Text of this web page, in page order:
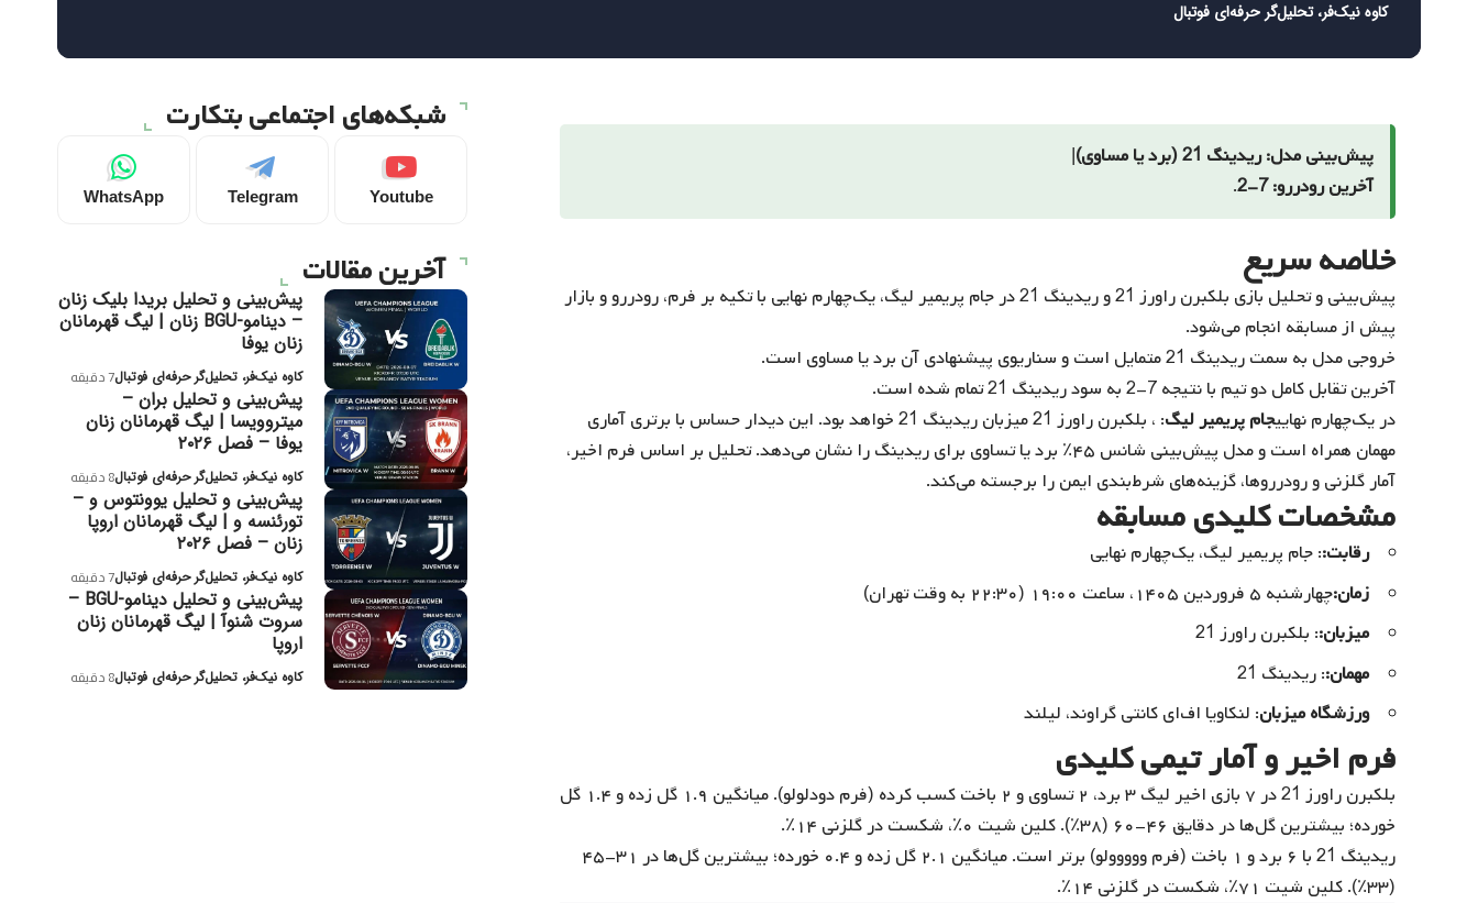
کاوه نیک‌فر، تحلیل‌گر حرفه‌ای فوتبال
پیش‌بینی مدل: ریدینگ 21 (برد یا مساوی)
|
آخرین رودررو: 7-2
.
خلاصه سریع
پیش‌بینی و تحلیل بازی بلکبرن راورز 21 و ریدینگ 21 در جام پریمیر لیگ، یک‌چهارم نهایی با تکیه بر فرم، رودررو و بازار
پیش از مسابقه انجام می‌شود.
خروجی مدل به سمت ریدینگ 21 متمایل است و سناریوی پیشنهادی آن برد یا مساوی است.
آخرین تقابل کامل دو تیم با نتیجه 7-2 به سود ریدینگ 21 تمام شده است.
در یک‌چهارم نهاییجام پریمیر لیگ
: ، بلکبرن راورز 21 میزبان ریدینگ 21 خواهد بود. این دیدار حساس با برتری آماری
مهمان همراه است و مدل پیش‌بینی شانس ۴۵٪ برد یا تساوی برای ریدینگ را نشان می‌دهد. تحلیل بر اساس فرم اخیر،
آمار گلزنی و رودرروها، گزینه‌های شرط‌بندی ایمن را برجسته می‌کند.
مشخصات کلیدی مسابقه
رقابت:: جام پریمیر لیگ، یک‌چهارم نهایی
زمان:چهارشنبه ۵ فروردین ۱۴۰۵، ساعت ۱۹:۰۰ (۲۲:۳۰ به وقت تهران)
میزبان:: بلکبرن راورز 21
مهمان:: ریدینگ 21
ورزشگاه میزبان: لنکاویا اف‌ای کانتی گراوند، لیلند
فرم اخیر و آمار تیمی کلیدی
بلکبرن راورز 21 در ۷ بازی اخیر لیگ ۳ برد، ۲ تساوی و ۲ باخت کسب کرده (فرم دودلولو). میانگین ۱.۹ گل زده و ۱.۴ گل
خورده؛ بیشترین گل‌ها در دقایق ۴۶-۶۰ (۳۸٪). کلین شیت ۰٪، شکست در گلزنی ۱۴٪.
ریدینگ 21 با ۶ برد و ۱ باخت (فرم ووووولو) برتر است. میانگین ۲.۱ گل زده و ۰.۴ خورده؛ بیشترین گل‌ها در ۳۱-۴۵
(۳۳٪). کلین شیت ۷۱٪، شکست در گلزنی ۱۴٪.
شبکه‌های اجتماعی بتکارت
Youtube
Telegram
WhatsApp
آخرین مقالات
پیش‌بینی و تحلیل بریدا بلیک زنان
– دینامو-BGU زنان | لیگ قهرمانان
زنان یوفا
کاوه نیک‌فر، تحلیل‌گر حرفه‌ای فوتبال7 دقیقه
پیش‌بینی و تحلیل بران –
میتروویسا | لیگ قهرمانان زنان
یوفا – فصل ۲۰۲۶
کاوه نیک‌فر، تحلیل‌گر حرفه‌ای فوتبال8 دقیقه
پیش‌بینی و تحلیل یوونتوس و –
تورئنسه و | لیگ قهرمانان اروپا
زنان – فصل ۲۰۲۶
کاوه نیک‌فر، تحلیل‌گر حرفه‌ای فوتبال7 دقیقه
پیش‌بینی و تحلیل دینامو-BGU –
سروت شنوآ | لیگ قهرمانان زنان
اروپا
کاوه نیک‌فر، تحلیل‌گر حرفه‌ای فوتبال8 دقیقه